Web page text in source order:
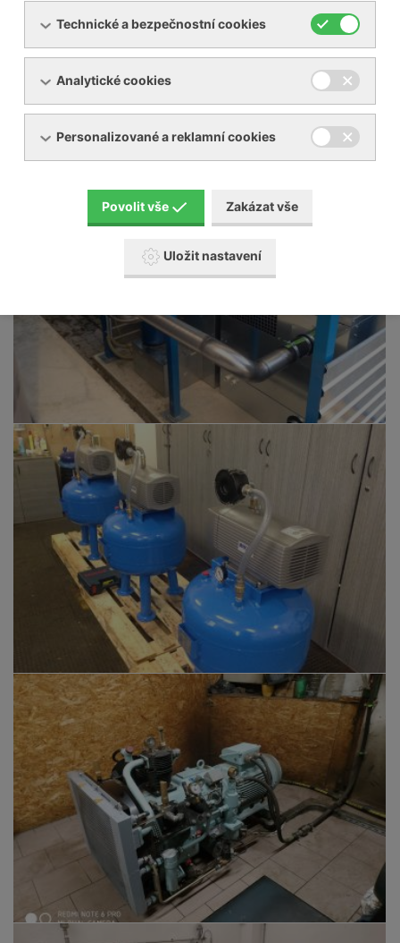
Technické a bezpečnostní cookies
Analytické cookies
Personalizované a reklamní cookies
Povolit vše Zakázat vše
Uložit nastavení